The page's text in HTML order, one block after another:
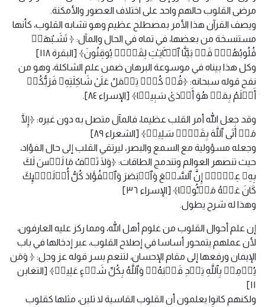
مرضى القلوب حالهم واحد على اختلاف العصور والأمكنة.
ويصف القرآن هذا الأمر بمصطلح عظيم وهو تشابه القلوب، كأنها
مستنسخة من بعضها، في تماه في الحال والمآل: ﴿ تَشَـٰبَهَتۡ
قُلُوبُهُمۡۗ قَدۡ بَیَّنَّا ٱلۡـَٔایَـٰتِ لِقَوۡمࣲ یُوقِنُونَ﴾ [البقرة ١١٨]
وكل هذا بيناه في موسوعة البرهان ضمن علم الشاكلة، وهو من
نفح قوله سبحانه: ﴿قُلۡ كُلࣱّ یَعۡمَلُ عَلَىٰ شَاكِلَتِهِۦ فَرَبُّكُمۡ
أَعۡلَمُ بِمَنۡ هُوَ أَهۡدَىٰ سَبِیلࣰا﴾ [الإسراء ٨٤].
وقد جعل الله أمر القلب عظيما، فالمآل متصل به دون غيره: ﴿إِلَّا
مَنۡ أَتَى ٱللَّهَ بِقَلۡبࣲ سَلِیمࣲ﴾ [الشعراء ٨٩]
وجعله مسؤولية مع السمع والبصر، ليرتقي القلب إلى حال الفؤاد،
حيث تنصهر العوالم وتندمج الطاقات: ﴿وَلَا تَقۡفُ مَا لَیۡسَ لَكَ
بِهِۦ عِلۡمٌۚ إِنَّ ٱلسَّمۡعَ وَٱلۡبَصَرَ وَٱلۡفُؤَادَ كُلُّ أُو۟لَـٰۤىِٕكَ
كَانَ عَنۡهُ مَسۡـُٔولࣰا﴾ [الإسراء ٣٦]
وهذا له شرح يطول.
إن علم أحوال القلوب من علوم أهل الله، ومما ركز عليه العارفون،
لأن عملهم يتمحور أساسا في إصلاح القلوب، عبر إدخالها في باب
الإيمان ورفعها إلى مقام الإحسان، لتنعم بسر قوله عز وجل: ﴿ وَمَن
یُؤۡمِنۢ بِٱللَّهِ یَهۡدِ قَلۡبَهُۥۚ وَٱللَّهُ بِكُلِّ شَیۡءٍ عَلِیمࣱ﴾ [التغابن
١١]
ولكنهم كانوا يعلمون أن القلوب القاسية لا تلين، مثلها كقلوب